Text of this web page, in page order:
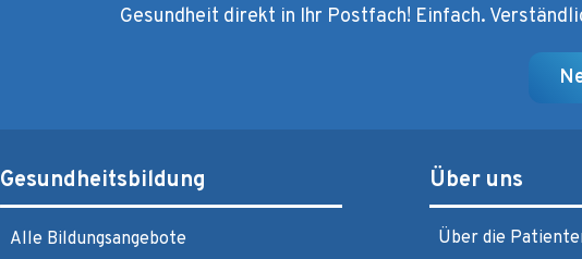
Gesundheit direkt in Ihr Postfach! Einfach.
Gesundheitsbildung
Alle Bildungsangebote
Über uns
Über die